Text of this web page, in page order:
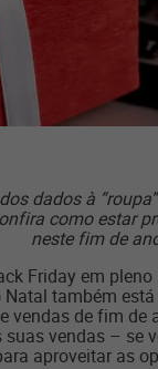
dados à
como estar
neste fim de
Friday em
também
vendas de fim de
vendas – se
aproveitar as